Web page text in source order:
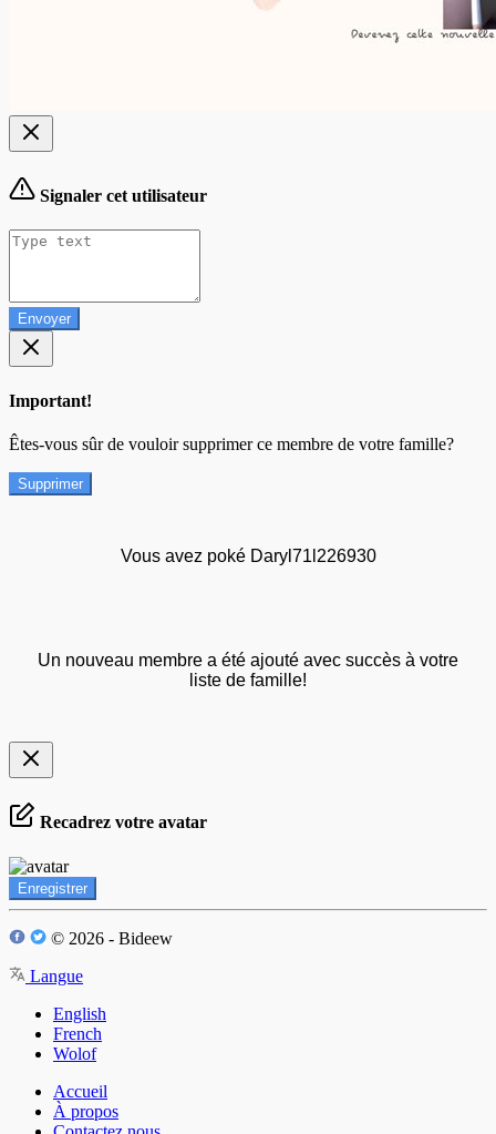
Signaler cet utilisateur
Envoyer
Important!
Êtes-vous sûr de vouloir supprimer ce membre de votre famille?
Supprimer
Vous avez poké Daryl71l226930
Un nouveau membre a été ajouté avec succès à votre
liste de famille!
Recadrez votre avatar
Enregistrer
© 2026 - Bideew
Langue
English
French
Wolof
Accueil
À propos